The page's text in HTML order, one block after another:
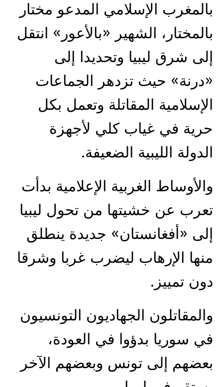
بالمغرب الإسلامي المدعو مختار
بالمختار، الشهير «بالأعور» انتقل
إلى شرق ليبيا وتحديدا إلى
«درنة» حيث تزدهر الجماعات
الإسلامية المقاتلة وتعمل بكل
حرية في غياب كلي لأجهزة
الدولة الليبية الضعيفة.
والأوساط الغربية الإعلامية بدأت
تعرب عن خشيتها من تحول ليبيا
إلى «أفغانستان» جديدة ينطلق
منها الإرهاب ليضرب غربا وشرقا
دون تمييز.
والمقاتلون الجهاديون التونسيون
في سوريا بدؤوا في العودة،
بعضهم إلى تونس وبعضهم الآخر